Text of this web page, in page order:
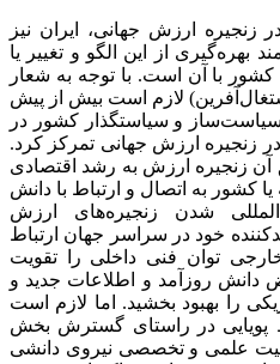
ارزش جهانی، ایران نیز
بهره‌‌‌گیری از این الگو و تغییر یا
با آن است. با توجه به شعار
اشتغال‌‌‌آفرین) لازم است بیش از پیش
سیاست‌‌‌ساز و سیاستگذار کشور در
زنجیره ارزش جهانی تمرکز کرد.
آن زنجیره ارزش به رشد اقتصادی
کشور به اتصال و ارتباط با دانش
شدن زنجیره‌‌‌های ارزش
خود در سراسر جهان ارتباط
توان فنی داخلی را تقویت
دانش روزآمد و اطلاعات جدید و
را بهبود بخشید. اما لازم است
پویایی در راستای گسترش بخش
علمی و تخصصی نیروی دانشی